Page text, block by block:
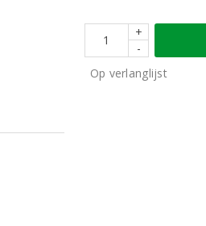
+
-
Op verlanglijst